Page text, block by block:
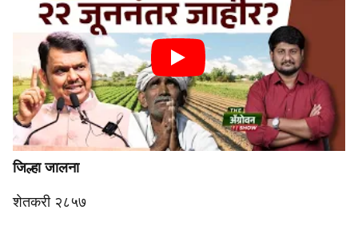
जिल्हा जालना
शेतकरी २८५७